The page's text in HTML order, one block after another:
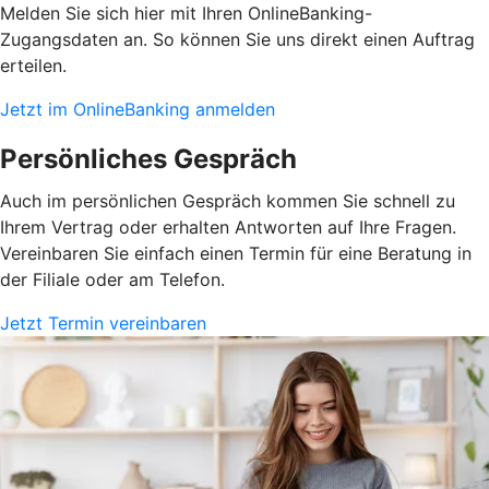
Melden Sie sich hier mit Ihren OnlineBanking-
Zugangsdaten an. So können Sie uns direkt einen Auftrag
erteilen.
Jetzt im OnlineBanking anmelden
Persönliches Gespräch
Auch im persönlichen Gespräch kommen Sie schnell zu
Ihrem Vertrag oder erhalten Antworten auf Ihre Fragen.
Vereinbaren Sie einfach einen Termin für eine Beratung in
der Filiale oder am Telefon.
Jetzt Termin vereinbaren